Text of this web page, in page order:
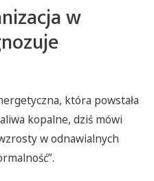
w
która powstała
kopalne, dziś mówi
w odnawialnych